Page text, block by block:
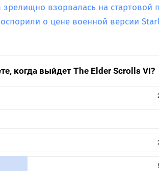
зрелищно взорвалась на стартовой
о цене военной версии
когда выйдет The Elder Scrolls VI?